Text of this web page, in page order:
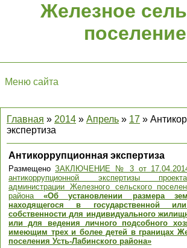
Железное
поселение
Меню сайта
Главная » 2014 » Апрель » 17 »
экспертиза
Антикоррупционная экспертиза
РазмещеноЗАКЛЮЧЕНИЕ № 3 от 17.04.2014
антикоррупционной экспертизы
администрации Железного сельского
района«Об установлении размера
находящегося в государственной
собственности для индивидуального
или для ведения личного подсобного
имеющим трех и более детей в границах
поселения Усть-Лабинского района»